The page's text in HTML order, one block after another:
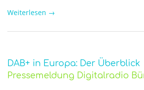
Weiterlesen →
DAB+ in Europa: Der Überblick
Pressemeldung Digitalradio